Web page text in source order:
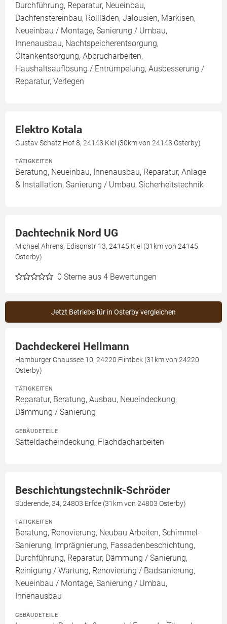
Durchführung, Reparatur, Neueinbau,
Dachfenstereinbau, Rollläden, Jalousien, Markisen,
Neueinbau / Montage, Sanierung / Umbau,
Innenausbau, Nachtspeicherentsorgung,
Öltankentsorgung, Abbrucharbeiten,
Haushaltsauflösung / Entrümpelung, Ausbesserung /
Reparatur, Verlegen
Elektro Kotala
Gustav Schatz Hof 8, 24143 Kiel (30km von 24143 Osterby)
TÄTIGKEITEN
Beratung, Neueinbau, Innenausbau, Reparatur, Anlage
& Installation, Sanierung / Umbau, Sicherheitstechnik
Dachtechnik Nord UG
Michael Ahrens, Edisonstr 13, 24145 Kiel (31km von 24145
Osterby)
0 Sterne aus 4 Bewertungen
Jetzt Betriebe für in Osterby vergleichen
Dachdeckerei Hellmann
Hamburger Chaussee 10, 24220 Flintbek (31km von 24220
Osterby)
TÄTIGKEITEN
Reparatur, Beratung, Ausbau, Neueindeckung,
Dämmung / Sanierung
GEBÄUDETEILE
Satteldacheindeckung, Flachdacharbeiten
Beschichtungstechnik-Schröder
Süderende, 34, 24803 Erfde (31km von 24803 Osterby)
TÄTIGKEITEN
Beratung, Renovierung, Neubau Arbeiten, Schimmel-
Sanierung, Imprägnierung, Fassadenbeschichtung,
Durchführung, Reparatur, Dämmung / Sanierung,
Reinigung / Wartung, Renovierung / Badsanierung,
Neueinbau / Montage, Sanierung / Umbau,
Innenausbau
GEBÄUDETEILE